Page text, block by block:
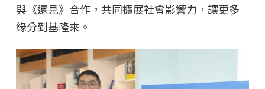
與《遠見》合作，共同擴展社會影響力，讓更多
緣分到基隆來。